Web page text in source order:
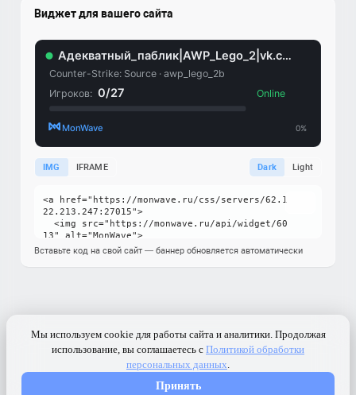
Виджет для вашего сайта
IMG IFRAME Dark Light
Вставьте код на свой сайт — баннер обновляется автоматически